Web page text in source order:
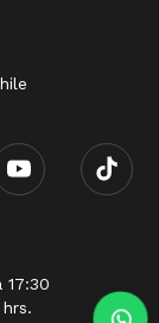
17:30